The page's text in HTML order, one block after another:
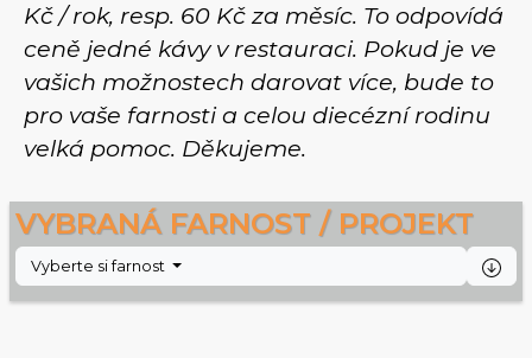
Kč / rok, resp. 60 Kč za měsíc. To odpovídá
ceně jedné kávy v restauraci. Pokud je ve
vašich možnostech darovat více, bude to
pro vaše farnosti a celou diecézní rodinu
velká pomoc. Děkujeme.
VYBRANÁ FARNOST / PROJEKT
Vyberte si farnost